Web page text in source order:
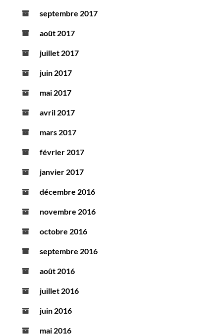
septembre 2017
août 2017
juillet 2017
juin 2017
mai 2017
avril 2017
mars 2017
février 2017
janvier 2017
décembre 2016
novembre 2016
octobre 2016
septembre 2016
août 2016
juillet 2016
juin 2016
mai 2016